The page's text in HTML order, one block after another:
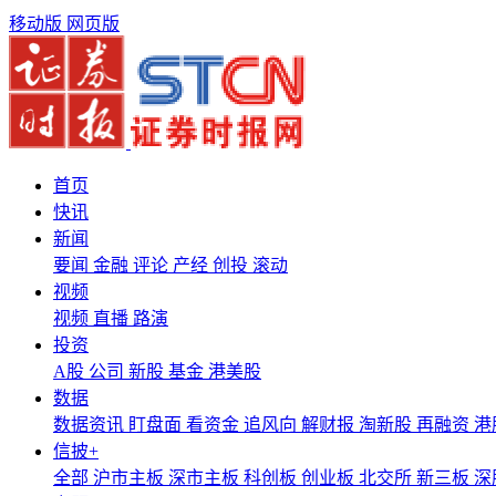
移动版 网页版
首页
快讯
新闻
要闻 金融 评论 产经 创投 滚动
视频
视频 直播 路演
投资
A股 公司 新股 基金 港美股
数据
数据资讯 盯盘面 看资金 追风向 解财报 淘新股 再融资 港
信披+
全部 沪市主板 深市主板 科创板 创业板 北交所 新三板 深